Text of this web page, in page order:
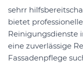
sehrr
bietet
Reinigungsdienste
eine zuverlässige
Fassadenpflege